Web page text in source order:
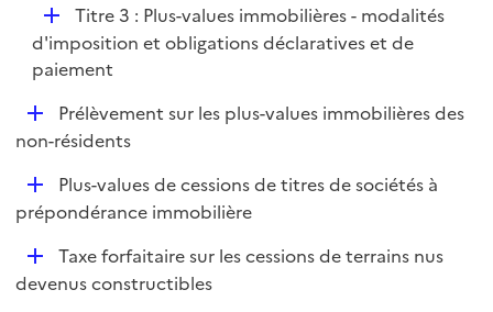
i
e
r
D
é
p
i
e
r
Titre 3 : Plus-values immobilières - modalités
d'imposition et obligations déclaratives et de
paiement
D
é
i
Prélèvement sur les plus-values immobilières des
non-résidents
D
é
i
Plus-values de cessions de titres de sociétés à
prépondérance immobilière
D
é
Taxe forfaitaire sur les cessions de terrains nus
devenus constructibles